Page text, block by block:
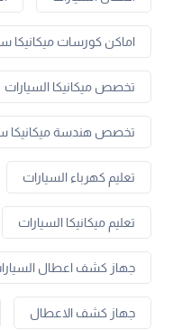
اماكن كورسات ميكانيكا
تخصص ميكانيكا السيارات
تخصص هندسة ميكانيكا
تعليم كهرباء السيارات
تعليم ميكانيكا السيارات
جهاز كشف اعطال السيارات
جهاز كشف الاعطال